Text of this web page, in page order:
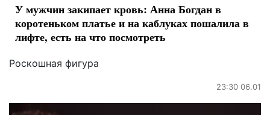
У мужчин закипает кровь: Анна Богдан в
коротеньком платье и на каблуках пошалила в
лифте, есть на что посмотреть
Роскошная фигура
23:30 06.01